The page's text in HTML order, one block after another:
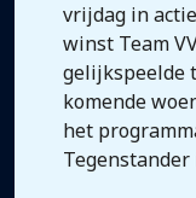
vrijdag in
winst Team
gelijkspeelde
komende
het